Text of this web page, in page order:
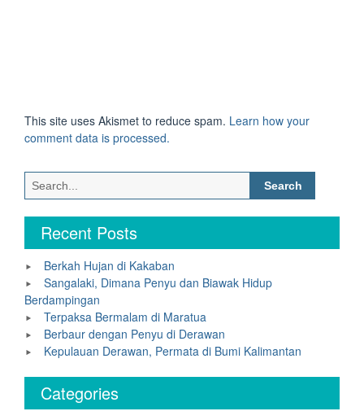
This site uses Akismet to reduce spam. Learn how your
comment data is processed.
Search
for:
Recent Posts
Berkah Hujan di Kakaban
Sangalaki, Dimana Penyu dan Biawak Hidup
Berdampingan
Terpaksa Bermalam di Maratua
Berbaur dengan Penyu di Derawan
Kepulauan Derawan, Permata di Bumi Kalimantan
Categories